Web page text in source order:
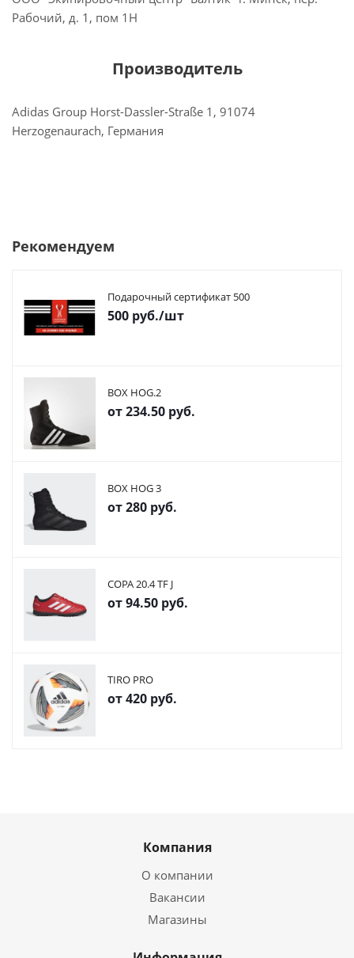
Рабочий, д. 1, пом 1Н
Производитель
Adidas Group Horst-Dassler-Straße 1, 91074
Herzogenaurach, Германия
Рекомендуем
Подарочный сертификат 500
500 руб./шт
BOX HOG.2
от234.50 руб.
BOX HOG 3
от280 руб.
COPA 20.4 TF J
от94.50 руб.
TIRO PRO
от420 руб.
Компания
О компании
Вакансии
Магазины